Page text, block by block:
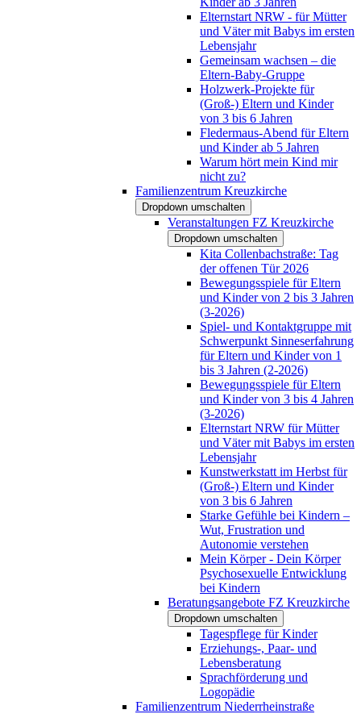
Elternstart NRW - für Mütter
und Väter mit Babys im ersten
Lebensjahr
Gemeinsam wachsen – die
Eltern-Baby-Gruppe
Holzwerk-Projekte für
(Groß-) Eltern und Kinder
von 3 bis 6 Jahren
Fledermaus-Abend für Eltern
und Kinder ab 5 Jahren
Warum hört mein Kind mir
nicht zu?
Familienzentrum Kreuzkirche
Dropdown umschalten
Veranstaltungen FZ Kreuzkirche
Dropdown umschalten
Kita Collenbachstraße: Tag
der offenen Tür 2026
Bewegungsspiele für Eltern
und Kinder von 2 bis 3 Jahren
(3-2026)
Spiel- und Kontaktgruppe mit
Schwerpunkt Sinneserfahrung
für Eltern und Kinder von 1
bis 3 Jahren (2-2026)
Bewegungsspiele für Eltern
und Kinder von 3 bis 4 Jahren
(3-2026)
Elternstart NRW für Mütter
und Väter mit Babys im ersten
Lebensjahr
Kunstwerkstatt im Herbst für
(Groß-) Eltern und Kinder
von 3 bis 6 Jahren
Starke Gefühle bei Kindern –
Wut, Frustration und
Autonomie verstehen
Mein Körper - Dein Körper
Psychosexuelle Entwicklung
bei Kindern
Beratungsangebote FZ Kreuzkirche
Dropdown umschalten
Tagespflege für Kinder
Erziehungs-, Paar- und
Lebensberatung
Sprachförderung und
Logopädie
Familienzentrum Niederrheinstraße